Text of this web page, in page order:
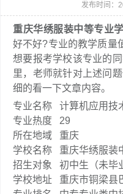
发布时间：
重庆华绣服装中等专业
好不好?专业的教学质量
想要报考学校该专业的
里，老师就针对上述问
细的看一下文章内容。
专业名称
计算机应用技
专业热度
29
所在地域
重庆
学校名称
重庆华绣服装
招生对象
初中生（未毕
学校地址
重庆市铜梁县